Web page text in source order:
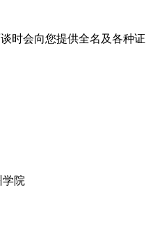
时会向您提供全名及各种证
学院